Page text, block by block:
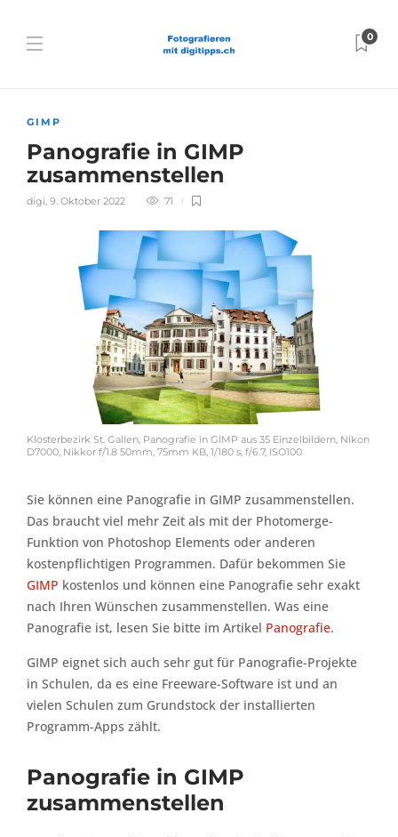
0
GIMP
Panografie in GIMP
zusammenstellen
digi, 9. Oktober 2022 71
Klosterbezirk St. Gallen, Panografie in GIMP aus 35 Einzelbildern, Nikon
D7000, Nikkor f/1.8 50mm, 75mm KB, 1/180 s, f/6.7, ISO100
Sie können eine Panografie in GIMP zusammenstellen.
Das braucht viel mehr Zeit als mit der Photomerge-
Funktion von Photoshop Elements oder anderen
kostenpflichtigen Programmen. Dafür bekommen Sie
GIMP kostenlos und können eine Panografie sehr exakt
nach Ihren Wünschen zusammenstellen. Was eine
Panografie ist, lesen Sie bitte im Artikel Panografie.
GIMP eignet sich auch sehr gut für Panografie-Projekte
in Schulen, da es eine Freeware-Software ist und an
vielen Schulen zum Grundstock der installierten
Programm-Apps zählt.
Panografie in GIMP
zusammenstellen